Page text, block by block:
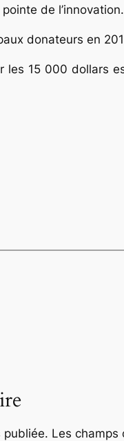
de l’innovation.
donateurs en
15 000 dollars
publiée. Les champs